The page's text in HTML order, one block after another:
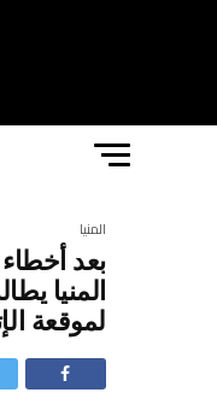
المنيا
بعد
المنيا
لموقعة